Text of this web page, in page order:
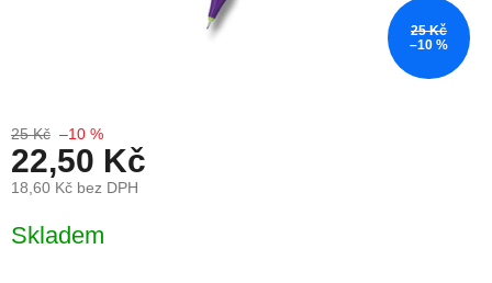
25 Kč
–10 %
25 Kč –10 %
22,50 Kč
18,60 Kč bez DPH
Skladem